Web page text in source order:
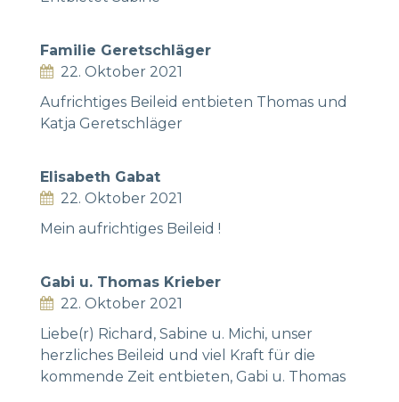
Familie Geretschläger
22. Oktober 2021
Aufrichtiges Beileid entbieten Thomas und
Katja Geretschläger
Elisabeth Gabat
22. Oktober 2021
Mein aufrichtiges Beileid !
Gabi u. Thomas Krieber
22. Oktober 2021
Liebe(r) Richard, Sabine u. Michi, unser
herzliches Beileid und viel Kraft für die
kommende Zeit entbieten, Gabi u. Thomas